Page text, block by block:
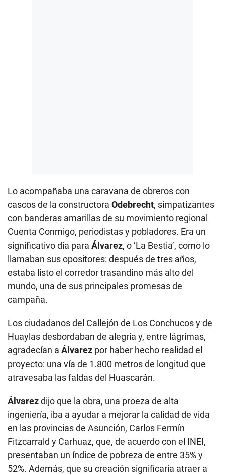
Lo acompañaba una caravana de obreros con
cascos de la constructora Odebrecht, simpatizantes
con banderas amarillas de su movimiento regional
Cuenta Conmigo, periodistas y pobladores. Era un
significativo día para Álvarez, o ‘La Bestia’, como lo
llamaban sus opositores: después de tres años,
estaba listo el corredor trasandino más alto del
mundo, una de sus principales promesas de
campaña.
Los ciudadanos del Callejón de Los Conchucos y de
Huaylas desbordaban de alegría y, entre lágrimas,
agradecían a Álvarez por haber hecho realidad el
proyecto: una vía de 1.800 metros de longitud que
atravesaba las faldas del Huascarán.
Álvarezdijo que la obra, una proeza de alta
ingeniería, iba a ayudar a mejorar la calidad de vida
en las provincias de Asunción, Carlos Fermín
Fitzcarrald y Carhuaz, que, de acuerdo con el INEI,
presentaban un índice de pobreza de entre 35% y
52%. Además, que su creación significaría atraer a